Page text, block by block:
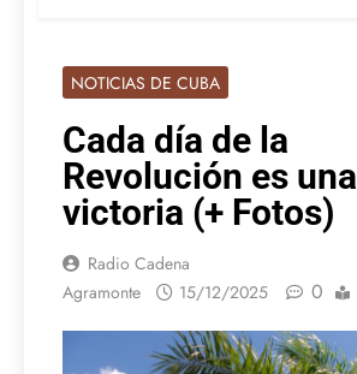
NOTICIAS DE CUBA
Cada día de la
Revolución es una
victoria (+ Fotos)
Radio Cadena
Agramonte
15/12/2025 0